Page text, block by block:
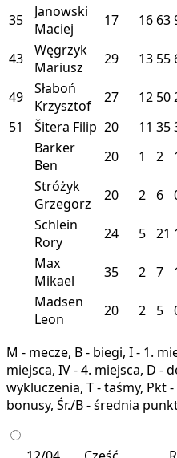
35
Janowski
Maciej
17 16 63
43
Węgrzyk
Mariusz
29 13 55
49
Słaboń
Krzysztof
27 12 50
51
Šitera Filip 20 11 35
Barker
Ben
20 1 2
Stróżyk
Grzegorz
20 2 6
Schlein
Rory
24 5 21
Max
Mikael
35 2 7
Madsen
Leon
20 2 5
M - mecze, B - biegi, I - 1.
miejsca, IV - 4. miejsca, D -
wykluczenia, T - taśmy, Pkt
bonusy, Śr./B - średnia